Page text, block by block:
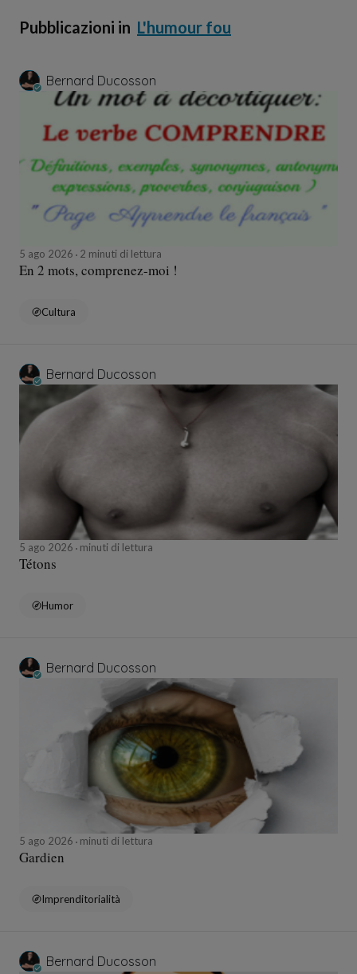
Pubblicazioni in L'humour fou
Bernard Ducosson
5 ago 2026 2 minuti di lettura
En 2 mots, comprenez-moi !
Cultura
Bernard Ducosson
5 ago 2026 minuti di lettura
Tétons
Humor
Bernard Ducosson
5 ago 2026 minuti di lettura
Gardien
Imprenditorialità
Bernard Ducosson